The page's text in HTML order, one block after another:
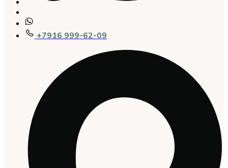
+7916 999-62-09